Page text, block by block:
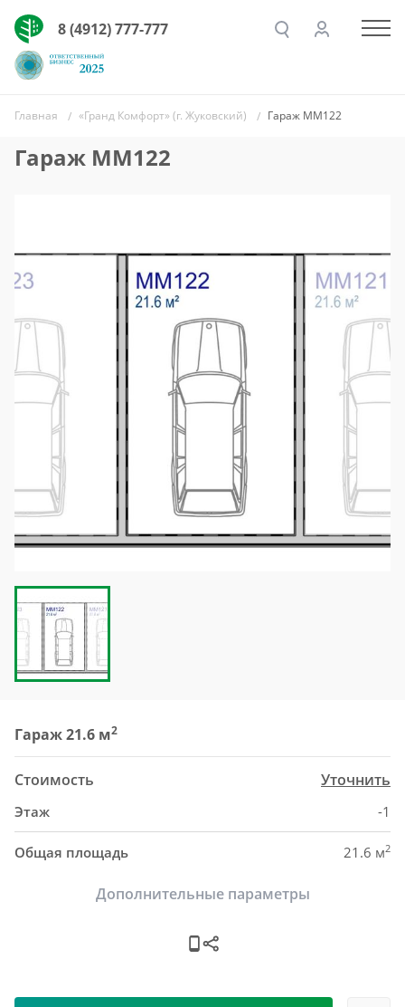
8 (4912) 777-777
Главная «Гранд Комфорт» (г. Жуковский) Гараж ММ122
Гараж ММ122
Гараж 21.6 м2
Стоимость Уточнить
Этаж -1
Общая площадь 21.6 м2
Дополнительные параметры